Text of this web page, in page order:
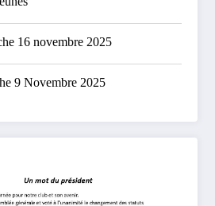
16 novembre 2025
9 Novembre 2025